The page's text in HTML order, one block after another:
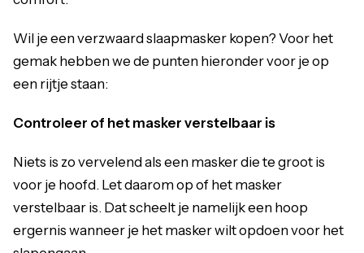
Wil je een verzwaard slaapmasker kopen? Voor het
gemak hebben we de punten hieronder voor je op
een rijtje staan:
Controleer of het masker verstelbaar is
Niets is zo vervelend als een masker die te groot is
voor je hoofd. Let daarom op of het masker
verstelbaar is. Dat scheelt je namelijk een hoop
ergernis wanneer je het masker wilt opdoen voor het